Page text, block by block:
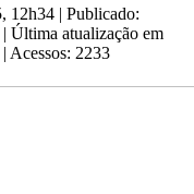
12h34 | Publicado:
| Última atualização em
| Acessos: 2233